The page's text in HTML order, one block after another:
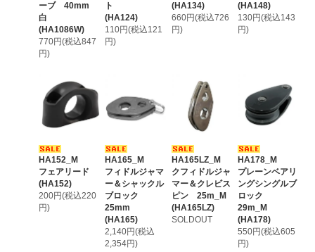
ーブ 40mm
白
(HA1086W)
770円(税込847
円)
ト
(HA124)
110円(税込121
円)
(HA134)
660円(税込726
円)
(HA148)
130円(税込143
円)
HA152_M
フェアリード
(HA152)
200円(税込220
円)
HA165_M
フィドルジャマ
ー＆シャックル
ブロック
25mm
(HA165)
2,140円(税込
2,354円)
HA165LZ_M
クフィドルジャ
マー＆クレビス
ピン 25m_M
(HA165LZ)
SOLDOUT
HA178_M
プレーンベアリ
ングシングルブ
ロック
29m_M
(HA178)
550円(税込605
円)